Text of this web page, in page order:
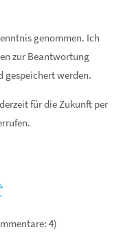
genommen. Ich
zur Beantwortung
gespeichert werden.
für die Zukunft per
4)